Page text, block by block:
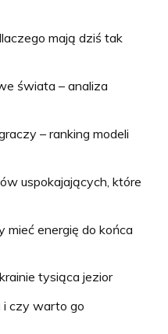
mają dziś tak
świata – analiza
– ranking modeli
uspokajających, które
mieć energię do końca
tysiąca jezior
i czy warto go